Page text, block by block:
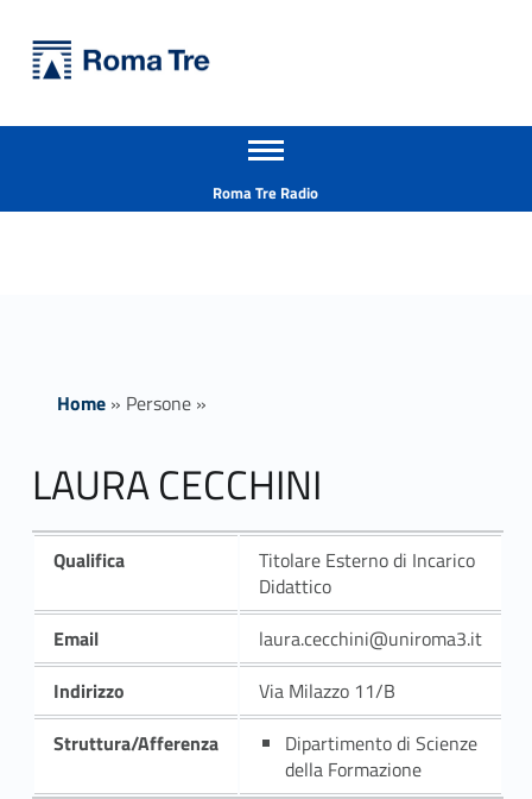
LAURA CECCHINI insegnamenti - Università Roma Tre
Apri il menu secondario
Roma Tre Radio
Home» Persone»
LAURA CECCHINI
Qualifica
Titolare Esterno di Incarico
Didattico
Email
laura.cecchini@uniroma3.it
Indirizzo
Via Milazzo 11/B
Struttura/Afferenza
Dipartimento di Scienze
della Formazione